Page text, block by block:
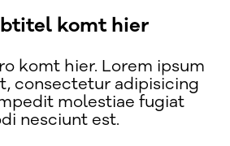
komt hier
komt hier. Lorem ipsum
consectetur adipisicing
molestiae fugiat
nesciunt est.